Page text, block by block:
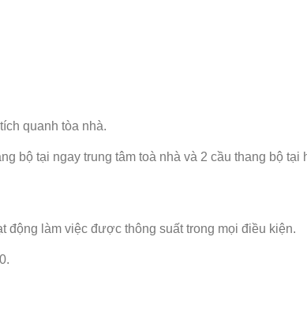
quanh tòa nhà.
bộ tại ngay trung tâm toà nhà và 2 cầu thang bộ tại
động làm việc được thông suất trong mọi điều kiện.